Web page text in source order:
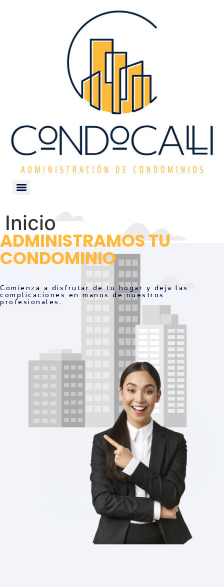
Inicio
ADMINISTRAMOS TU
CONDOMINIO
Comienza a disfrutar de tu hogar y deja las
complicaciones en manos de nuestros
profesionales.